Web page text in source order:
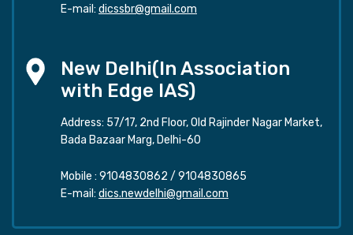
E-mail: dicssbr@gmail.com
New Delhi(In Association
with Edge IAS)
Address: 57/17, 2nd Floor, Old Rajinder Nagar Market,
Bada Bazaar Marg, Delhi-60
Mobile : 9104830862 / 9104830865
E-mail: dics.newdelhi@gmail.com